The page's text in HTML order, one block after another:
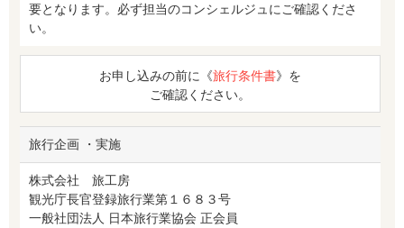
要となります。必ず担当のコンシェルジュにご確認くださ
い。
お申し込みの前に《旅行条件書》を
ご確認ください。
旅行企画 ・実施
株式会社 旅工房
観光庁長官登録旅行業第１６８３号
一般社団法人 日本旅行業協会 正会員